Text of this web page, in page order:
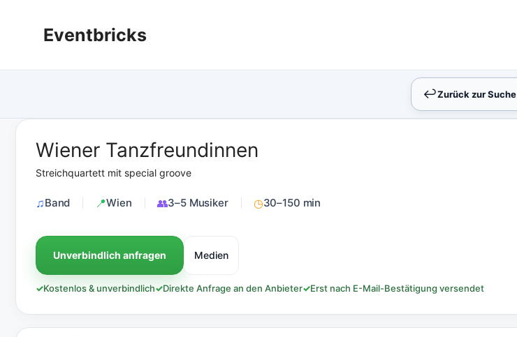
springenEventbricks
↩︎Zurück zur Suche
Wiener Tanzfreundinnen
Streichquartett mit special groove
Band Wien 3–5 Musiker 30–150 min
Unverbindlich anfragen Medien
✓Kostenlos & unverbindlich✓Direkte Anfrage an den Anbieter✓Erst nach E-Mail-Bestätigung versendet